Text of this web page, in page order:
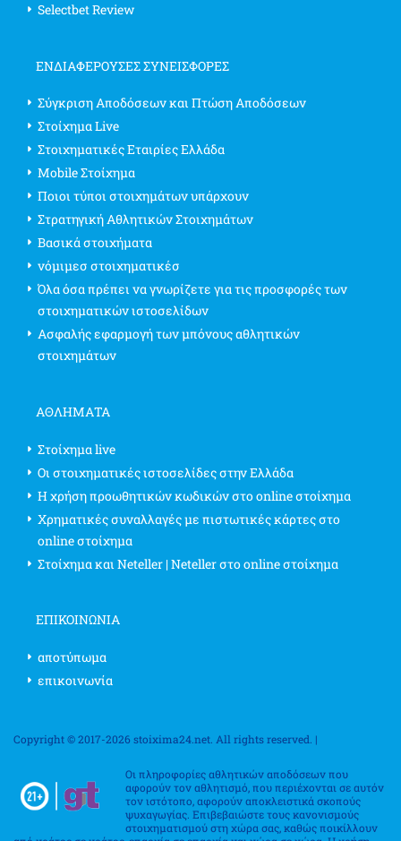
Selectbet Review
ΕΝΔΙΑΦΈΡΟΥΣΕΣ ΣΥΝΕΙΣΦΟΡΈΣ
Σύγκριση Αποδόσεων και Πτώση Αποδόσεων
Στοίχημα Live
Στοιχηματικές Εταιρίες Ελλάδα
Mobile Στοίχημα
Ποιοι τύποι στοιχημάτων υπάρχουν
Στρατηγική Αθλητικών Στοιχημάτων
Βασικά στοιχήματα
νόμιμεσ στοιχηματικέσ
Όλα όσα πρέπει να γνωρίζετε για τις προσφορές των
στοιχηματικών ιστοσελίδων
Ασφαλής εφαρμογή των μπόνους αθλητικών
στοιχημάτων
ΑΘΛΗΜΑΤΑ
Στοίχημα live
Οι στοιχηματικές ιστοσελίδες στην Ελλάδα
Η χρήση προωθητικών κωδικών στο online στοίχημα
Χρηματικές συναλλαγές με πιστωτικές κάρτες στο
online στοίχημα
Στοίχημα και Neteller | Neteller στο online στοίχημα
ΕΠΙΚΟΙΝΩΝΊΑ
αποτύπωμα
επικοινωνία
Copyright © 2017-2026 stoixima24.net. All rights reserved. |
Οι πληροφορίες αθλητικών αποδόσεων που
αφορούν τον αθλητισμό, που περιέχονται σε αυτόν
τον ιστότοπο, αφορούν αποκλειστικά σκοπούς
ψυχαγωγίας. Επιβεβαιώστε τους κανονισμούς
στοιχηματισμού στη χώρα σας, καθώς ποικίλλουν